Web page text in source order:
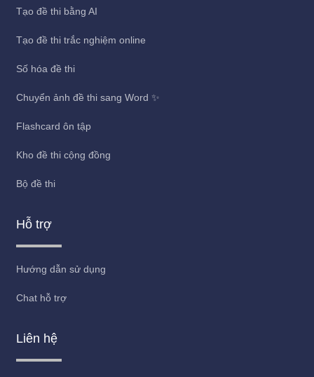
Tạo đề thi bằng AI
Tạo đề thi trắc nghiệm online
Số hóa đề thi
Chuyển ảnh đề thi sang Word ✨
Flashcard ôn tập
Kho đề thi cộng đồng
Bộ đề thi
Hỗ trợ
Hướng dẫn sử dụng
Chat hỗ trợ
Liên hệ